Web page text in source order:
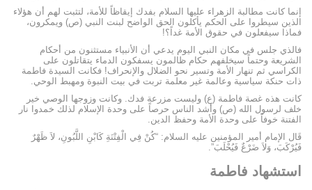
إنما كانت مطالبة الزهراء عليها السلام بفدك إيقاظاً للأمة، لتثبت لهم أن هؤلاء
الذين سيطروا على الحكم يأكلون الحق الواضح لبنت النبي (ص) ويمكرون،
فماذا سيفعلون في حقوق الأمة غداً؟!
فالذي جلس في مكان النبي اليوم يدعي أن الأنبياء مستثنون من أحكام
الشريعة وحتماً سيخلفهم حكام ظالمون يسفكون الدماء يتقاتلون على
الكراسي ثم تنهار الأمة وتسير نحو الضلال والإنحراف! فكانت السيدة فاطمة
ذات حنكة سياسية وعالمة غير معلمة تربت في بيت النبوة ومهبط الوحي.
كانت هذه غصة فاطمة (ع) وليست مزرعة فدك. وكانت وزوجها الوصي خير
خلف لرسول الله (ص) وأشد الناس حرصاً على وحدة الإسلام لذلك خمدوا نار
الفتنة خوفاً على وحدة الأمة وحفظ الدين.
قَال الإمام أمير المؤمنين عليه السلام: “كُنْ فِي الْفِتْنَةِ كَابْنِ اللَّبُونِ، لاَ ظَهْرٌ
فَيُرْكَبَ، وَلاَ ضَرْعٌ فَيُحْلَبَ”.
استشهاد فاطمة